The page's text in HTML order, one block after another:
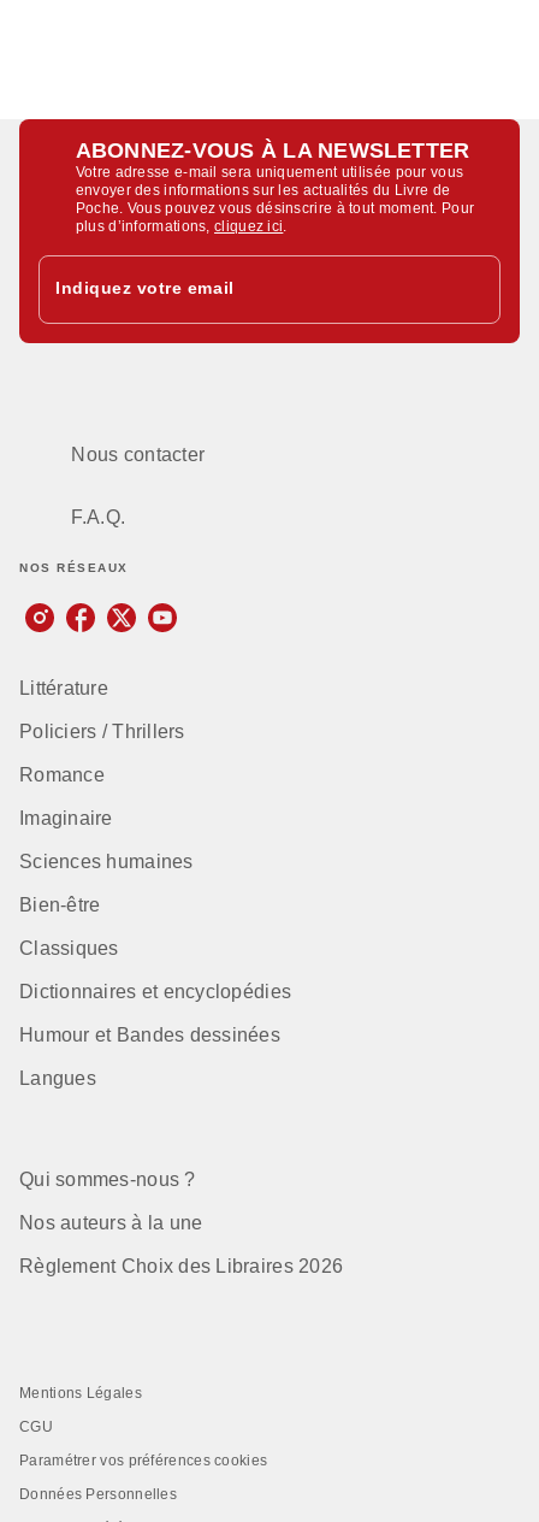
ABONNEZ-VOUS À LA NEWSLETTER
Votre adresse e-mail sera uniquement utilisée pour vous
envoyer des informations sur les actualités du Livre de
Poche. Vous pouvez vous désinscrire à tout moment. Pour
plus d’informations,cliquez ici
Indiquez votre email
Nous contacter
F.A.Q.
NOS RÉSEAUX
Littérature
Policiers / Thrillers
Romance
Imaginaire
Sciences humaines
Bien-être
Classiques
Dictionnaires et encyclopédies
Humour et Bandes dessinées
Langues
Qui sommes-nous ?
Nos auteurs à la une
Règlement Choix des Libraires 2026
Mentions Légales
CGU
Paramétrer vos préférences cookies
Données Personnelles